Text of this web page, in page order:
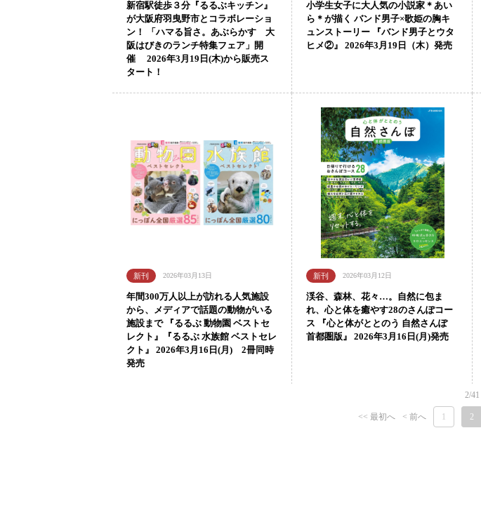
新宿駅徒歩３分『るるぶキッチン』
が大阪府羽曳野市とコラボレーショ
ン！ 「ハマる旨さ。あぶらかす 大
阪はびきのランチ特集フェア」開
催 2026年3月19日(木)から販売ス
タート！
小学生女子に大人気の小説家＊あい
ら＊が描く バンド男子×歌姫の胸キ
ュンストーリー 『バンド男子とウタ
ヒメ②』 2026年3月19日（木）発売
2026年03月13日
年間300万人以上が訪れる人気施設
から、メディアで話題の動物がいる
施設まで 『るるぶ 動物園 ベストセ
レクト』『るるぶ 水族館 ベストセレ
クト』 2026年3月16日(月) 2冊同時
発売
2026年03月12日
渓谷、森林、花々…。自然に包ま
れ、心と体を癒やす28のさんぽコー
ス 『心と体がととのう 自然さんぽ
首都圏版』 2026年3月16日(月)発売
2/41
<< 最初へ < 前へ 1 2